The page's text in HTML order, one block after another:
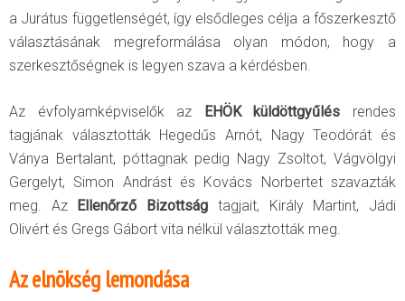
a Jurátus függetlenségét, így elsődleges célja a főszerkesztő
választásának megreformálása olyan módon, hogy a
szerkesztőségnek is legyen szava a kérdésben.
Az évfolyamképviselők az EHÖK küldöttgyűlés rendes
tagjának választották Hegedűs Arnót, Nagy Teodórát és
Ványa Bertalant, póttagnak pedig Nagy Zsoltot, Vágvölgyi
Gergelyt, Simon Andrást és Kovács Norbertet szavazták
meg. Az Ellenőrző Bizottság tagjait, Király Martint, Jádi
Olivért és Gregs Gábort vita nélkül választották meg.
Az elnökség lemondása